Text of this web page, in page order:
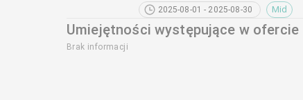
2025-08-01 - 2025-08-30 Mid
Umiejętności występujące w ofercie
Brak informacji